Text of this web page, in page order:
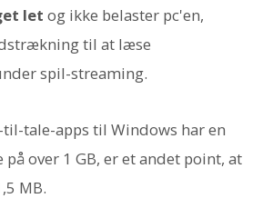
let og ikke belaster pc'en,
til at læse
spil-streaming.
tale-apps til Windows har en
over 1 GB, er et andet point, at
MB.